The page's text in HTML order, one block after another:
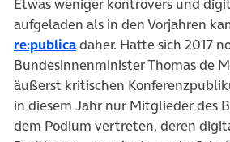
aufgeladen als in den Vorjahren
re:publica(öffnet in neuem Tab)
daher. Hatte sich 2017
Bundesinnenminister Thomas de
äußerst kritischen
in diesem Jahr nur Mitglieder des
dem Podium vertreten, deren